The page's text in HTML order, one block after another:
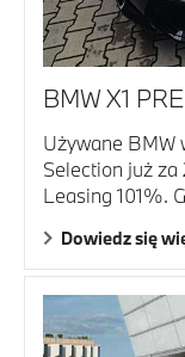
BMW X1
Używane BMW
Selection już
Leasing 101%.
Dowiedz się